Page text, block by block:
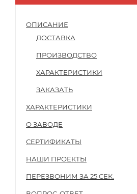
ОПИСАНИЕ
ДОСТАВКА
ПРОИЗВОДСТВО
ХАРАКТЕРИСТИКИ
ЗАКАЗАТЬ
ХАРАКТЕРИСТИКИ
О ЗАВОДЕ
СЕРТИФИКАТЫ
НАШИ ПРОЕКТЫ
ПЕРЕЗВОНИМ ЗА 25 СЕК.